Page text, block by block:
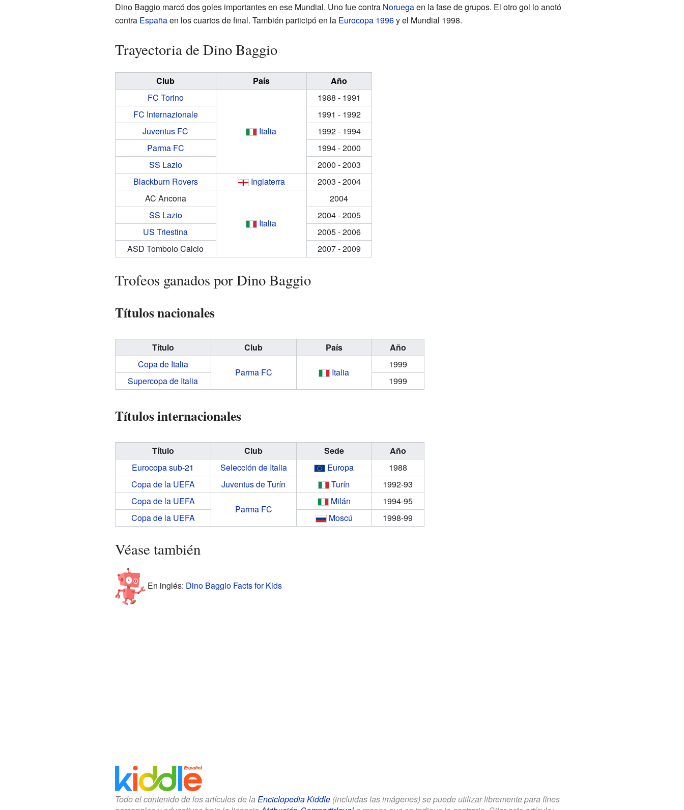
Dino Baggio marcó dos goles importantes en ese Mundial. Uno fue contra Noruegaen la fase de grupos. El otro gol lo anotó
contra Españaen los cuartos de final. También participó en la Eurocopa 1996y el Mundial 1998.
Trayectoria de Dino Baggio
Club País
Año
FC Torino
Italia
1988 - 1991
FC Internazionale
1991 - 1992
Juventus FC
1992 - 1994
Parma FC
1994 - 2000
SS Lazio
2000 - 2003
Blackburn Rovers
Inglaterra
2003 - 2004
AC Ancona
Italia
2004
SS Lazio
2004 - 2005
US Triestina
2005 - 2006
ASD Tombolo Calcio
2007 - 2009
Trofeos ganados por Dino Baggio
Títulos nacionales
Título Club País
Año
Copa de Italia
Parma FC Italia
1999
Supercopa de Italia
1999
Títulos internacionales
Título Club Sede
Año
Eurocopa sub-21
Selección de Italia Europa
1988
Copa de la UEFA
Juventus de Turín Turín
1992-93
Copa de la UEFA
Parma FC
Milán
1994-95
Copa de la UEFA
Moscú 1998-99
Véase también
En inglés: Dino Baggio Facts for Kids
Todo el contenido de los artículos de la Enciclopedia Kiddle(incluidas las imágenes) se puede utilizar libremente para fines